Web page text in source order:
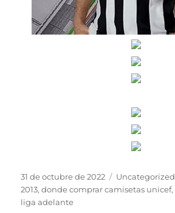
Publicado
el
31 de octubre de 2022 Categorías
Uncategorized
2013,donde comprar camisetas unicef,
liga adelante